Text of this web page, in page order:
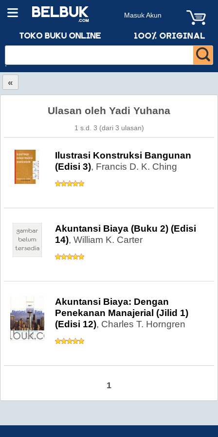
Masuk Akun
«
Ulasan oleh Yadi Yuhana
1 s.d. 3 (dari 3 ulasan)
Ilustrasi Konstruksi Bangunan
(Edisi 3), Francis D. K. Ching
Akuntansi Biaya (Buku 2) (Edisi
14), William K. Carter
Akuntansi Biaya: Dengan
Penekanan Manajerial (Jilid 1)
(Edisi 12), Charles T. Horngren
1